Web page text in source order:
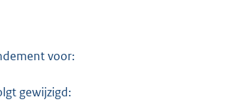
voor:
gewijzigd: